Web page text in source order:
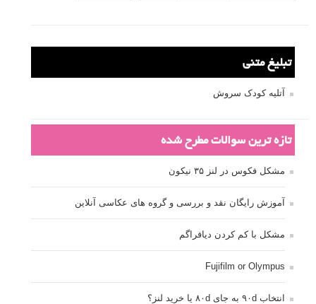
تبلیغ متنی
آتلیه کودک سروش
تازه ترین سوالات مطرح شده
مشکل فکوس در لنز ۳۵ نیکون
آموزش رایگان نقد و بررسی و گروه های عکاسی آنلاین
مشکل با کم کردن دیافراگم
Fujifilm or Olympus
انتخاب ۹۰d به جای ۸۰d یا خرید لنز؟